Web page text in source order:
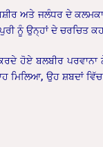
ਅਤੇ ਜਲੰਧਰ ਦੇ
ਨੂੰ ਉਨ੍ਹਾਂ ਦੇ ਚਰਚਿਤ
ਹੋਏ ਬਲਬੀਰ
ਮਿਲਿਆ, ਉਹ ਸ਼ਬਦਾਂ